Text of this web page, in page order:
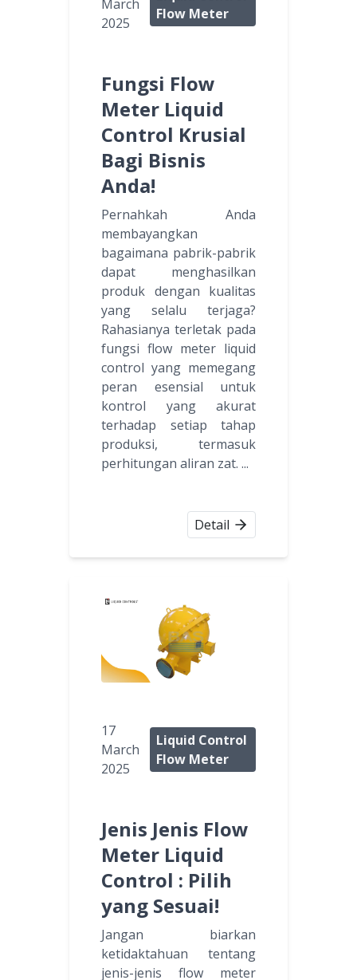
March
2025
Flow Meter
Fungsi Flow
Meter Liquid
Control Krusial
Bagi Bisnis
Anda!
Pernahkah Anda
membayangkan
bagaimana pabrik-pabrik
dapat menghasilkan
produk dengan kualitas
yang selalu terjaga?
Rahasianya terletak pada
fungsi flow meter liquid
control yang memegang
peran esensial untuk
kontrol yang akurat
terhadap setiap tahap
produksi, termasuk
perhitungan aliran zat. ...
Detail
17
March
2025
Liquid Control
Flow Meter
Jenis Jenis Flow
Meter Liquid
Control : Pilih
yang Sesuai!
Jangan biarkan
ketidaktahuan tentang
jenis-jenis flow meter